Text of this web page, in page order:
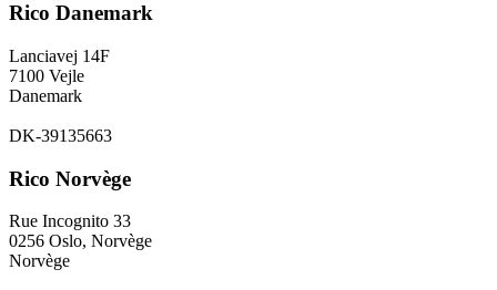
Rico Danemark
Lanciavej 14F
7100 Vejle
Danemark
DK-39135663
Rico Norvège
Rue Incognito 33
0256 Oslo, Norvège
Norvège